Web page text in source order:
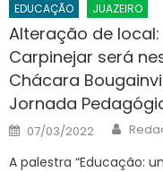
EDUCAÇÃO JUAZEIRO
Alteração de
Carpinejar será
Chácara
Jornada
Posted
on
07/03/2022
A palestra “Educação: